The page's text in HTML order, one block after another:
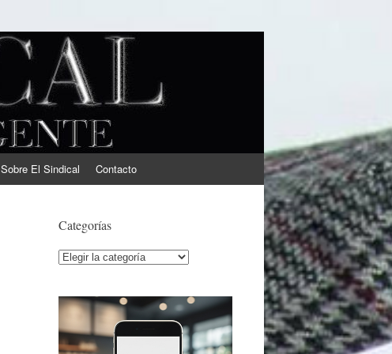
Sobre El Sindical Contacto
Categorías
Categorías